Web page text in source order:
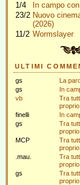
1/4
In campo
23/2 Nuovo
(2026)
11/2 Wormslayer
ULTIMI
gs
La
gs
In
vb
Tra
finelli
In
gs
Tra
MCP
Tra
.mau.
Tra
gs
Tra